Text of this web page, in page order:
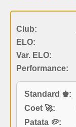
Club:
ELO:
Var. ELO:
Performance:
Standard ♚:
Coet 🚀:
Patata 🥔: